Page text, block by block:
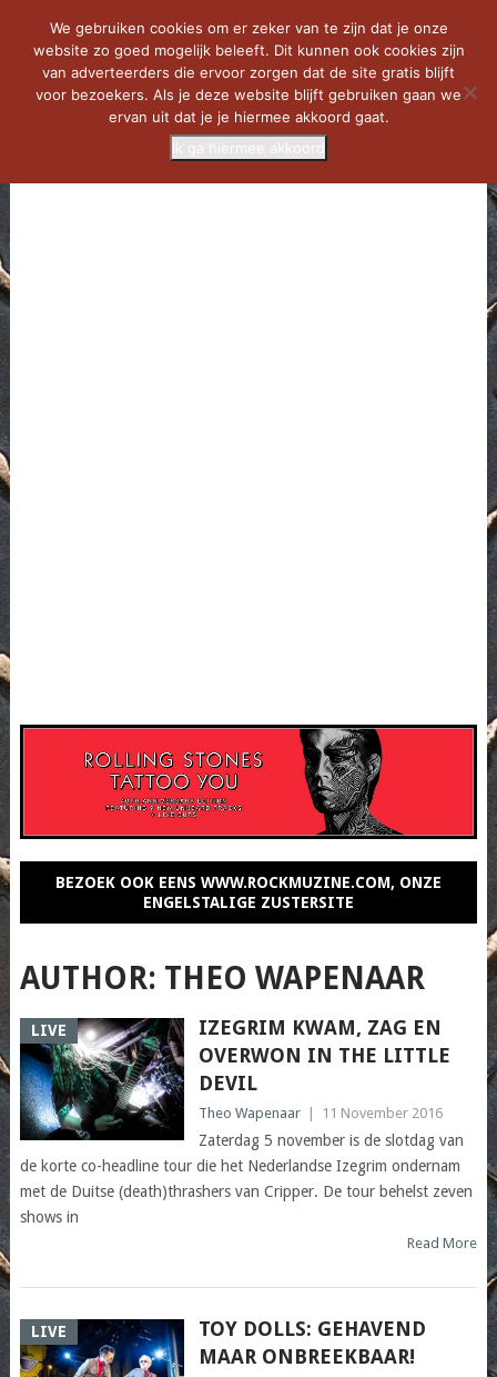
BEZOEK OOK EENS WWW.ROCKMUZINE.COM, ONZE
ENGELSTALIGE ZUSTERSITE
AUTHOR: THEO WAPENAAR
LIVE
IZEGRIM KWAM, ZAG EN
OVERWON IN THE LITTLE
DEVIL
Theo Wapenaar 11 November 2016
Zaterdag 5 november is de slotdag van
de korte co-headline tour die het Nederlandse Izegrim ondernam
met de Duitse (death)thrashers van Cripper. De tour behelst zeven
shows in
Read More
LIVE
TOY DOLLS: GEHAVEND
MAAR ONBREEKBAAR!
We gebruiken cookies om er zeker van te zijn dat je onze
website zo goed mogelijk beleeft. Dit kunnen ook cookies zijn
van adverteerders die ervoor zorgen dat de site gratis blijft
voor bezoekers. Als je deze website blijft gebruiken gaan we
ervan uit dat je je hiermee akkoord gaat.
Ik ga hiermee akkoord